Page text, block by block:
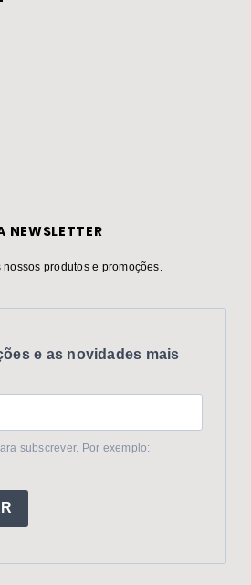
NEWSLETTER
produtos e promoções.
e as novidades mais
subscrever. Por exemplo: